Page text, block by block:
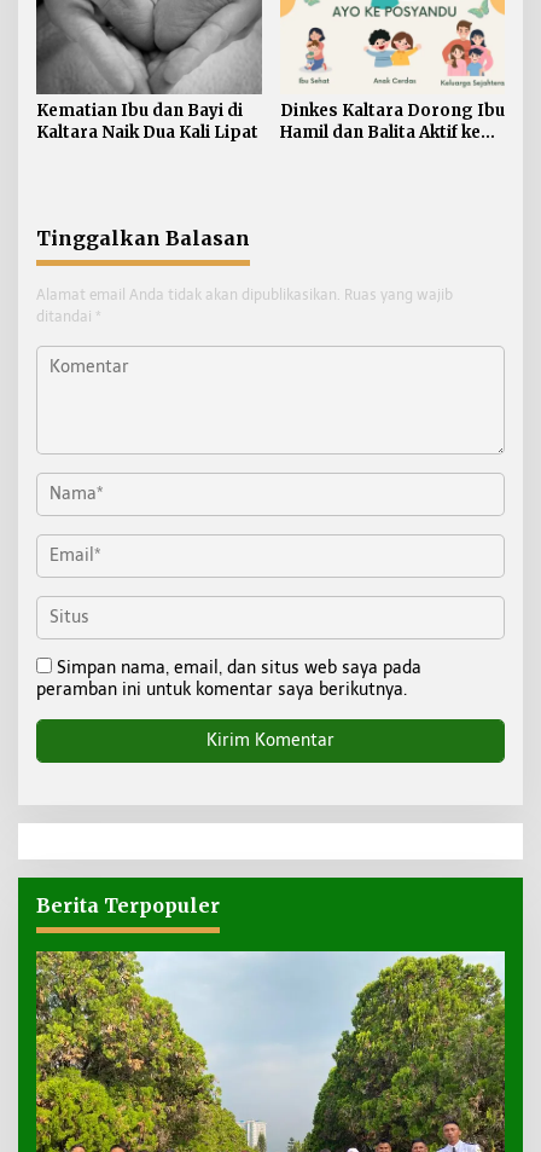
Kematian Ibu dan Bayi di
Kaltara Naik Dua Kali Lipat
Dinkes Kaltara Dorong Ibu
Hamil dan Balita Aktif ke
Tinggalkan Balasan
Alamat email Anda tidak akan dipublikasikan. Ruas yang wajib
ditandai *
Simpan nama, email, dan situs web saya pada
peramban ini untuk komentar saya berikutnya.
Berita Terpopuler